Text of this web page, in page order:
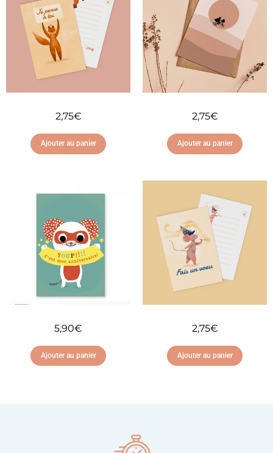
2,75€
Ajouter au panier
d'envies
2,75€
Ajouter au panier
Ajouter à ma liste
d'envies
5,90€
Ajouter au panier
2,75€
Ajouter au panier